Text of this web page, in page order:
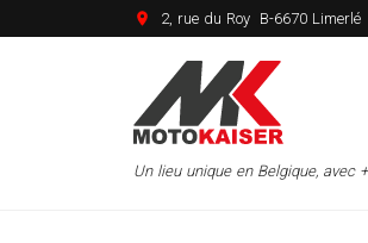
2, rue du Roy B-6670 Limerlé
Un lieu unique en Belgique, avec